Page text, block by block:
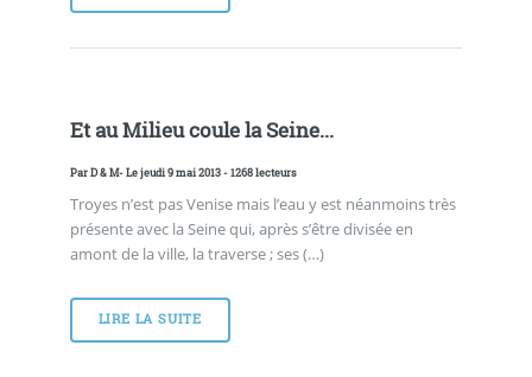
Et au Milieu coule la Seine...
ParD & M- Le jeudi 9 mai 2013 - 1268 lecteurs
Troyes n’est pas Venise mais l’eau y est néanmoins très
présente avec la Seine qui, après s’être divisée en
amont de la ville, la traverse ; ses (…)
LIRE LA SUITE